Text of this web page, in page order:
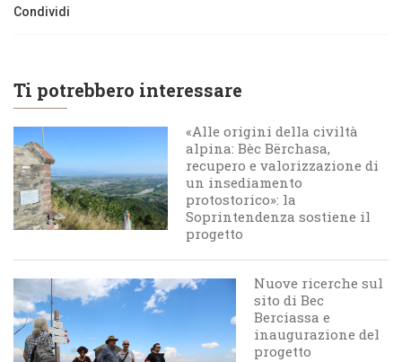
Condividi
Ti potrebbero interessare
«Alle origini della civiltà
alpina: Bèc Bërchasa,
recupero e valorizzazione di
un insediamento
protostorico»: la
Soprintendenza sostiene il
progetto
Nuove ricerche sul
sito di Bec
Berciassa e
inaugurazione del
progetto